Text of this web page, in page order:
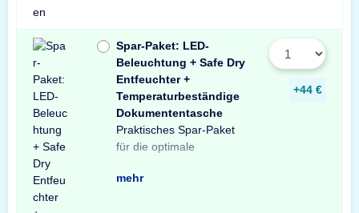
Spar-Paket: LED-
Beleuchtung + Safe Dry
Entfeuchter +
Temperaturbeständige
Dokumententasche
Praktisches Spar-Paket
für die optimale
Ausstattung Ihres
Tresors. Das Spar-Paket
besteht aus einer X-Light
LED-Tresorbeleuchtung
mit Bewegungssensor,
einem Safe Dry
Entfeuchter für Schränke
und Tresore sowie einer
temperaturbeständigen
Dokumententasche.
Profitieren Sie von dem
unschlagbaren
mehr
+44 €